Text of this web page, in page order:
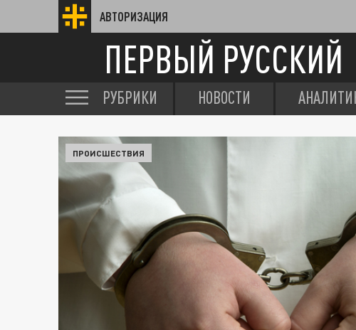
АВТОРИЗАЦИЯ
ПЕРВЫЙ РУССКИЙ
РУБРИКИ НОВОСТИ
ПРОИСШЕСТВИЯ